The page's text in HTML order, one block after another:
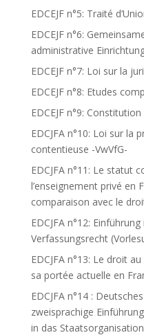
EDCEJF n°5: Traité
EDCEJF n°6:
administrative
EDCEJF n°7: Loi sur la
EDCEJF n°8: Etudes
EDCEJF n°9:
EDCJFA n°10: Loi sur la
contentieuse -VwVfG-
EDCJFA n°11: Le statut
l’enseignement privé en
comparaison avec le
EDCJFA n°12:
Verfassungsrecht
EDCJFA n°13: Le droit
sa portée actuelle en
EDCJFA n°14 :
zweisprachige
in das